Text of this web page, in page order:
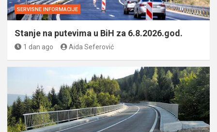
SERVISNE INFORMACIJE
Stanje na putevima u BiH za 6.8.2026.god.
1 dan ago Aida Seferović